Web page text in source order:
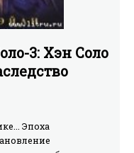
3: Хэн Соло
Эпоха